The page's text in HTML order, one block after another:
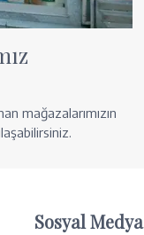
mağazalarımızın
Sosyal Medya